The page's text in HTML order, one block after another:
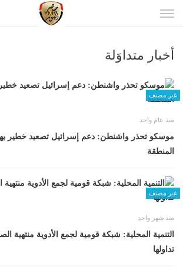
الى
أخبار متداوَلة
غير مصنف
منذ عام واحد
موسكو تحذر واشنطن: دعم إسرائيل تصعيد خطير
المنطقة
غير مصنف
منذ شهر واحد
التنمية المحلية: شبكة قومية لجمع الأدوية منتهية
تداولها